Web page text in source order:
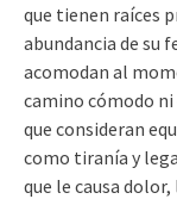
que tienen raíces
abundancia de su
acomodan al
camino cómodo ni
que consideran
como tiranía y
que le causa